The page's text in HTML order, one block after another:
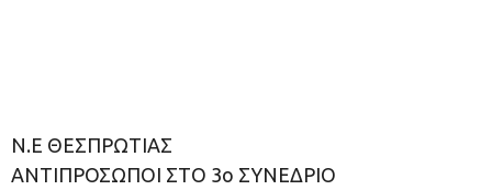
Ν.Ε ΘΕΣΠΡΩΤΙΑΣ
ΑΝΤΙΠΡΟΣΩΠΟΙ ΣΤΟ 3ο ΣΥΝΕΔΡΙΟ